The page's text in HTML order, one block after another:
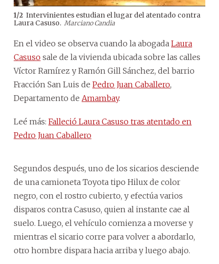
1/2 Intervinientes estudian el lugar del atentado contra
Laura Casuso. Marciano Candia
En el video se observa cuando la abogada Laura
Casuso sale de la vivienda ubicada sobre las calles
Víctor Ramírez y Ramón Gill Sánchez, del barrio
Fracción San Luis de Pedro Juan Caballero,
Departamento de Amambay.
Leé más: Falleció Laura Casuso tras atentado en
Pedro Juan Caballero
Segundos después, uno de los sicarios desciende
de una camioneta Toyota tipo Hilux de color
negro, con el rostro cubierto, y efectúa varios
disparos contra Casuso, quien al instante cae al
suelo. Luego, el vehículo comienza a moverse y
mientras el sicario corre para volver a abordarlo,
otro hombre dispara hacia arriba y luego abajo.